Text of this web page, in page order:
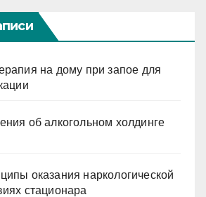
на дому при запое для
об алкогольном холдинге
оказания наркологической
стационара